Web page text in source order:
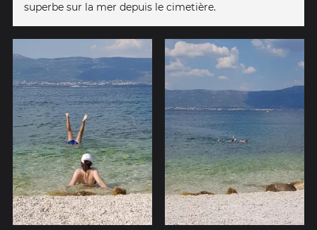
superbe sur la mer depuis le cimetière.